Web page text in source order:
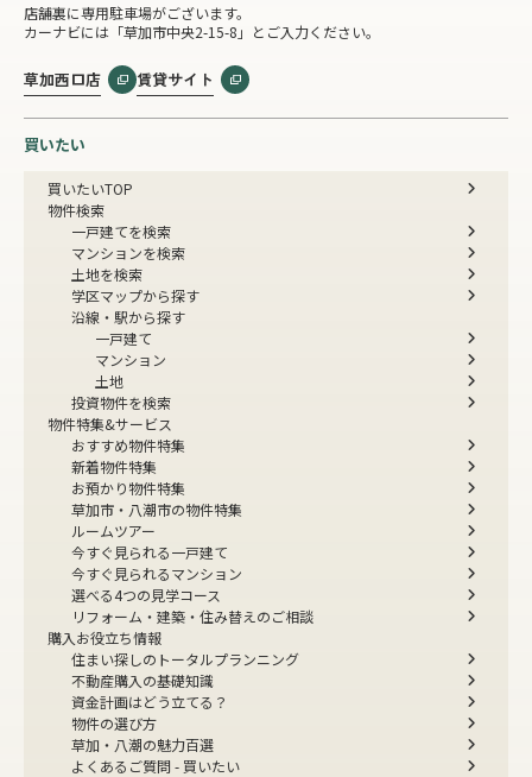
店舗裏に専用駐車場がございます。
カーナビには「草加市中央2-15-8」とご入力ください。
草加西口店 賃貸サイト
買いたい
買いたいTOP
物件検索
一戸建てを検索
マンションを検索
土地を検索
学区マップから探す
沿線・駅から探す
一戸建て
マンション
土地
投資物件を検索
物件特集&サービス
おすすめ物件特集
新着物件特集
お預かり物件特集
草加市・八潮市の物件特集
ルームツアー
今すぐ見られる一戸建て
今すぐ見られるマンション
選べる4つの見学コース
リフォーム・建築・住み替えのご相談
購入お役立ち情報
住まい探しのトータルプランニング
不動産購入の基礎知識
資金計画はどう立てる？
物件の選び方
草加・八潮の魅力百選
よくあるご質問 - 買いたい